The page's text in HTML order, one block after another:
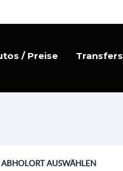
/ Preise Transfers
ABHOLORT AUSWÄHLEN